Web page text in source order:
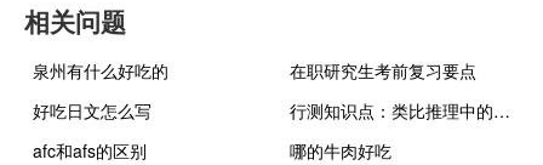
相关问题
泉州有什么好吃的
在职研究生考前复习要点
好吃日文怎么写
行测知识点：类比推理中的对应关系
afc和afs的区别
哪的牛肉好吃